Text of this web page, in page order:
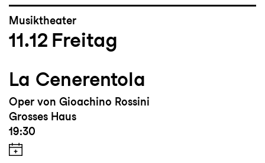
Musiktheater
11.12 Freitag
La Cenerentola
Oper von Gioachino Rossini
Grosses Haus
19:30